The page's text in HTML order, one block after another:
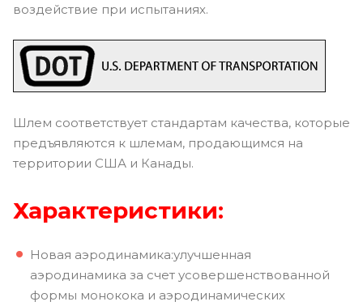
воздействие при испытаниях.
Шлем соответствует стандартам качества, которые
предъявляются к шлемам, продающимся на
территории США и Канады.
Характеристики:
Новая аэродинамика:улучшенная
аэродинамика за счет усовершенствованной
формы монокока и аэродинамических